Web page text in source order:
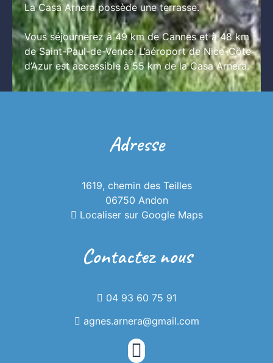
La Casa Arnera
commun, d'un jardin et d'une vue sur le
jardin, la Casa Arnera est située à Andon
et propose un hébergement avec connexion
La Casa Arnera possède une terrasse.
Vous séjournerez à 49 km de Cannes et à 48 km
de Saint-Paul-de-Vence. L’aéroport de Nice-Côte
d’Azur est accessible à 55 km de la Casa Arnera.
Adresse
1619, chemin des Teilles
06750 Andon
Localiser sur Google Maps
Contactez nous
04 93 60 75 91
agnes.arnera@gmail.com